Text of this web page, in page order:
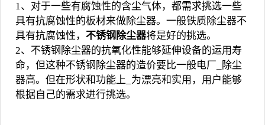
1、对于一些有腐蚀性的含尘气体，都需求挑选一些
具有抗腐蚀性的板材来做除尘器。一般铁质除尘器不
具有抗腐蚀性， 不锈钢除尘器将是好的挑选。
2、不锈钢除尘器的抗氧化性能够延伸设备的运用寿
命，但这种不锈钢除尘器的造价要比一般电厂_除尘
器高。但在形状和功能上_为漂亮和实用，用户能够
根据自己的需求进行挑选。